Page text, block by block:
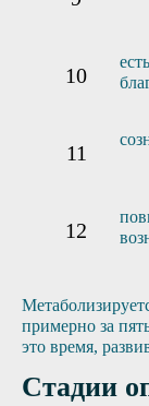
примерно за
это время,
Стадии